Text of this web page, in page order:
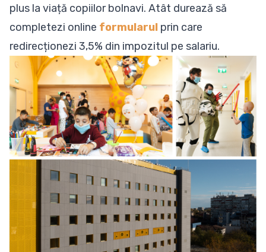
plus la viață copiilor bolnavi. Atât durează să
completezi online formularul prin care
redirecționezi 3,5% din impozitul pe salariu.